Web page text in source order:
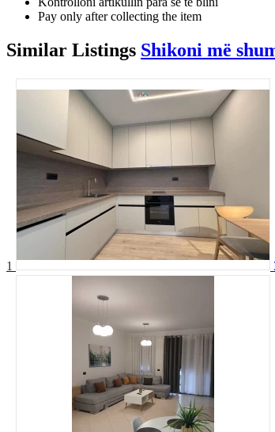
Pay only after collecting the item
Similar Listings Shikoni më
1